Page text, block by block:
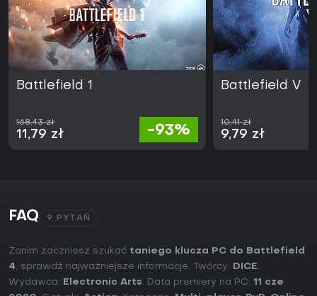
Battlefield 1
168,43 zł
11,79 zł -93%
Battlefield V
10,41 zł
9,79 zł
FAQ 9 PYTAŃ
Zanim zaczniesz szukać taniego klucza PC do Battlefield
4, sprawdź najważniejsze informacje. Twórcy: DICE.
Wydawca:
Electronic Arts. Data premiery na PC: 11 cze